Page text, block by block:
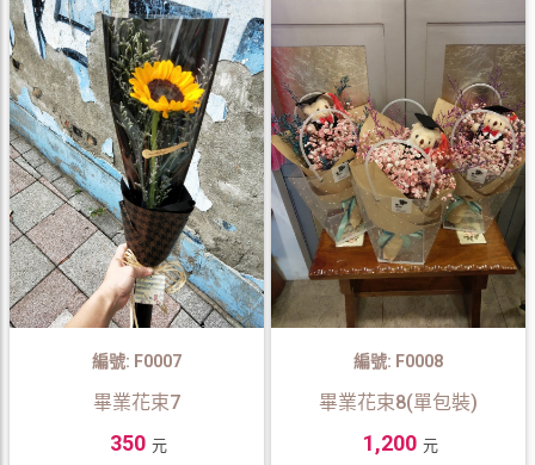
編號: F0007
畢業花束7
350 元
編號: F0008
畢業花束8(單包裝)
1,200 元